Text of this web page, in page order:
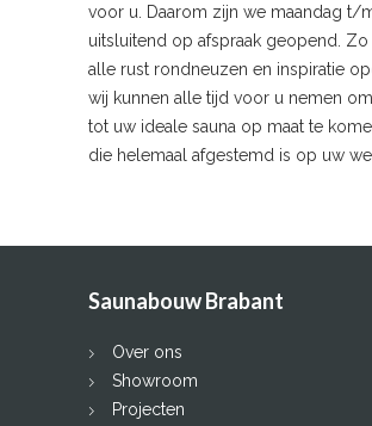
voor u. Daarom zijn we maandag t/
uitsluitend op afspraak geopend. Zo
alle rust rondneuzen en inspiratie
wij kunnen alle tijd voor u nemen
tot uw ideale sauna op maat te
die helemaal afgestemd is op uw
Saunabouw Brabant
Over ons
Showroom
Projecten